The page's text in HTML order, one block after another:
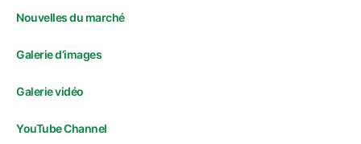
Nouvelles du marché
Galerie d’images
Galerie vidéo
YouTube Channel